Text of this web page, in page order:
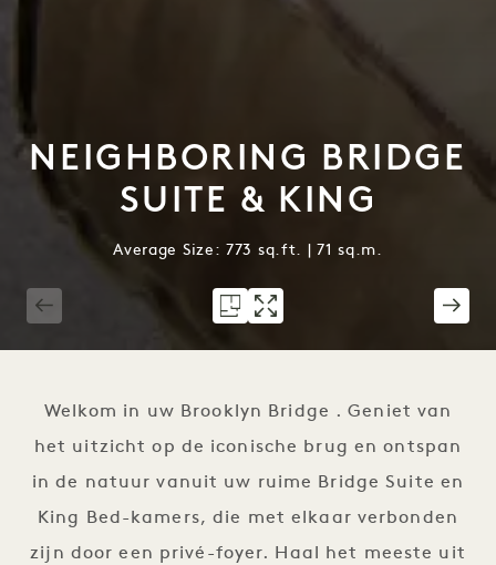
NEIGHBORING BRIDGE
SUITE & KING
Average Size: 773 sq.ft. | 71 sq.m.
Welkom in uw Brooklyn Bridge . Geniet van
het uitzicht op de iconische brug en ontspan
in de natuur vanuit uw ruime Bridge Suite en
King Bed-kamers, die met elkaar verbonden
zijn door een privé-foyer. Haal het meeste uit